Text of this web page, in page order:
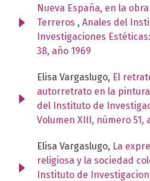
Nueva España, en la
Terreros , Anales del
Investigaciones
38, año 1969
Elisa Vargaslugo, El
autorretrato en la
del Instituto de
Volumen XIII, número 51,
Elisa Vargaslugo, La
religiosa y la sociedad
Instituto de